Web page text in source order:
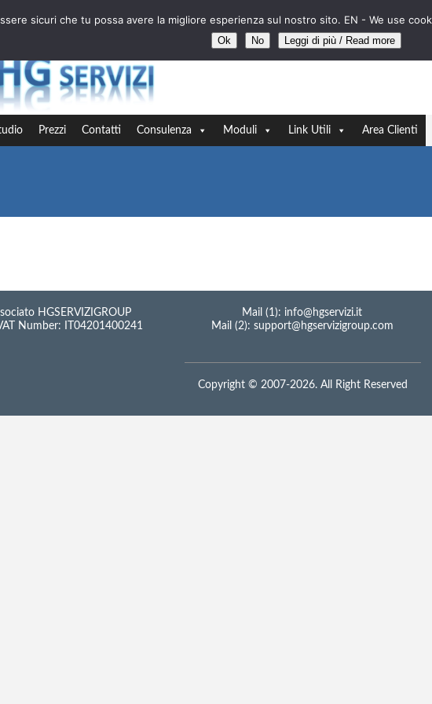
DE ES AL RO
Prezzi Contatti Consulenza Moduli Link Utili Area Clienti
HGSERVIZIGROUP
Number: IT04201400241
Mail (1): info@hgservizi.it
Mail (2): support@hgservizigroup.com
Copyright © 2007-2026. All Right Reserved
sicuri che tu possa avere la migliore esperienza sul nostro sito. EN - We use
Ok No Leggi di più / Read more